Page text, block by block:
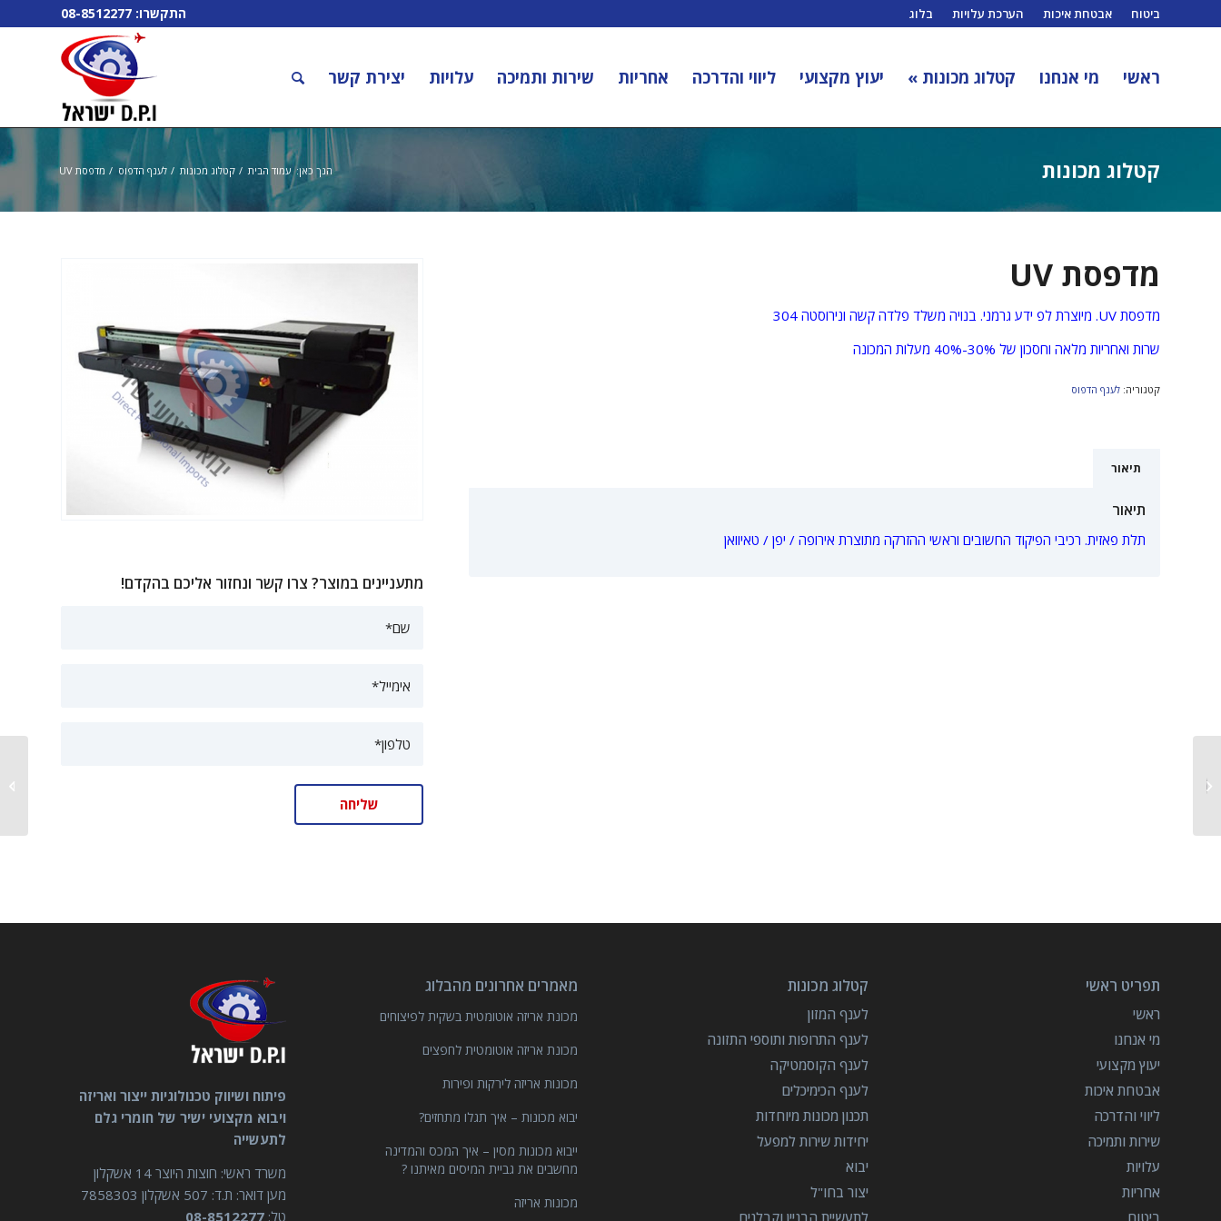
ביטוח אבטחת איכות הערכת עלויות בלוג התקשרו: 08-8512277
ראשי מי אנחנו קטלוג מכונות » יעוץ מקצועי ליווי והדרכה אחריות שירות ותמיכה עלויות יצירת קשר
קטלוג מכונות הנך כאן: עמוד הבית / קטלוג מכונות / לענף הדפוס / מדפסת UV
מתעניינים במוצר? צרו קשר ונחזור אליכם בהקדם!
מדפסת UV
מדפסת UV. מיוצרת לפ ידע גרמני. בנויה משלד פלדה קשה ונירוסטה 304
שרות ואחריות מלאה וחסכון של 30%-40% מעלות המכונה
קטגוריה: לענף הדפוס
תיאור
תיאור
תלת פאזית. רכיבי הפיקוד החשובים וראשי ההזרקה מתוצרת אירופה / יפן / טאיוואן
תפריט ראשי
ראשי
מי אנחנו
יעוץ מקצועי
אבטחת איכות
ליווי והדרכה
שירות ותמיכה
עלויות
אחריות
ביטוח
קטלוג מכונות
לענף המזון
לענף התרופות ותוספי התזונה
לענף הקוסמטיקה
לענף הכימיכלים
תכנון מכונות מיוחדות
יחידות שירות למפעל
יבוא
יצור בחו"ל
לתעשיית הבניין וקבלנים
מאמרים אחרונים מהבלוג
מכונת אריזה אוטומטית בשקית לפיצוחים
מכונת אריזה אוטומטית לחפצים
מכונות אריזה לירקות ופירות
יבוא מכונות – איך תגלו מתחזים?
ייבוא מכונות מסין – איך המכס והמדינה
מחשבים את גביית המיסים מאיתנו ?
מכונות אריזה
פיתוח ושיווק טכנולוגיות ייצור ואריזה
ויבוא מקצועי ישיר של חומרי גלם
לתעשייה
משרד ראשי: חוצות היוצר 14 אשקלון
מען דואר: ת.ד: 507 אשקלון 7858303
טל: 08-8512277